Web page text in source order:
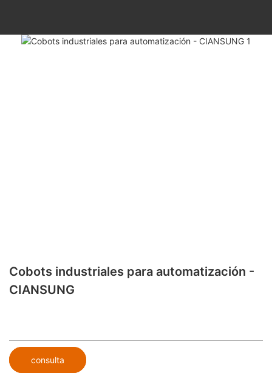
Cobots industriales para automatización -
CIANSUNG
consulta